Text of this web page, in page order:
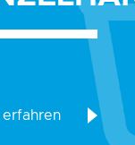
erfahren